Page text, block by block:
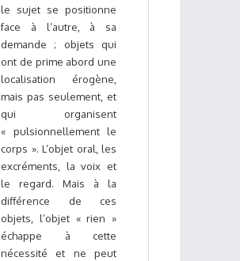
le sujet se positionne
face à l’autre, à sa
demande ; objets qui
ont de prime abord une
localisation érogène,
mais pas seulement, et
qui organisent
« pulsionnellement le
corps ». L’objet oral, les
excréments, la voix et
le regard. Mais à la
différence de ces
objets, l’objet « rien »
échappe à cette
nécessité et ne peut